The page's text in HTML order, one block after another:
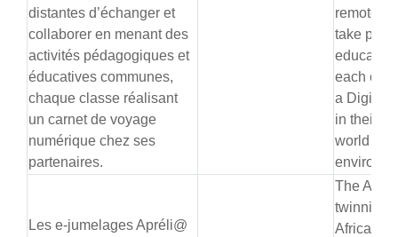
distantes d’échanger et
collaborer en menant des
activités pédagogiques et
éducatives communes,
chaque classe réalisant
un carnet de voyage
numérique chez ses
partenaires.
remote
take part
each
a Digital
in their
world and
Les e-jumelages Apréli@
The
twinnings
African